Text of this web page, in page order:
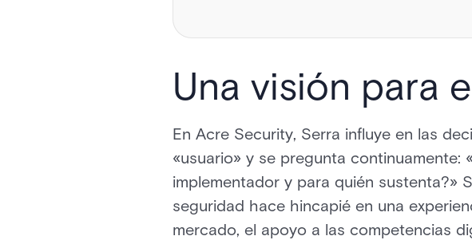
Una visión para
En Acre Security, Serra influye en las
«usuario» y se pregunta continuamente:
implementador y para quién sustenta?»
seguridad hace hincapié en una
mercado, el apoyo a las competencias